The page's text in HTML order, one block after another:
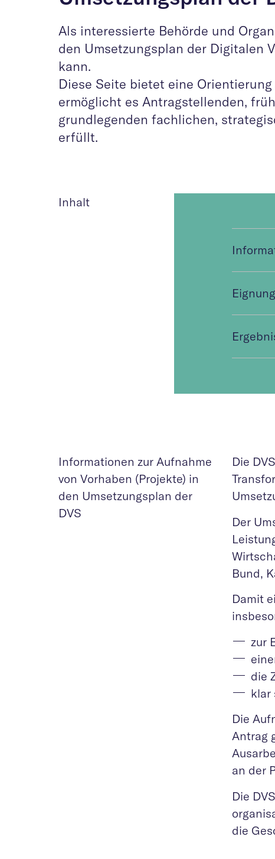
Als interessierte Behörde und
den Umsetzungsplan der Digitalen
kann.
Diese Seite bietet eine
ermöglicht es Antragstellenden,
grundlegenden fachlichen,
erfüllt.
Inhalt
Informationen zur Aufnahme
von Vorhaben (Projekte) in
den Umsetzungsplan der
DVS
Die
Der
Bund,
Damit
zur
die
klar
Die
Antrag
an der
Die
die